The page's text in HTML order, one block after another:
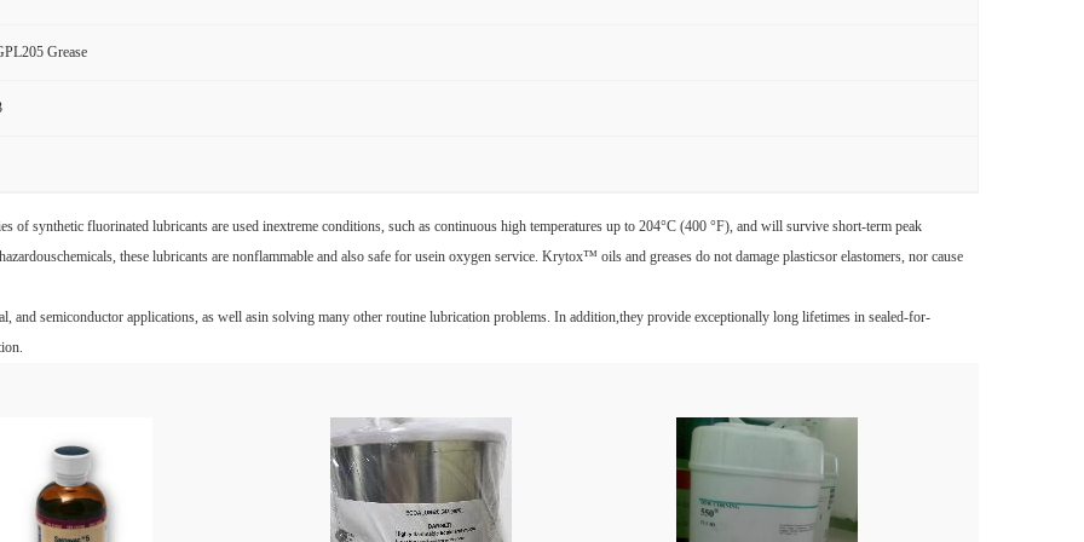
Grease
synthetic fluorinated lubricants are used inextreme conditions, such as continuous high temperatures up to 204°C (400 °F), and will survive short-term peak
these lubricants are nonflammable and also safe for usein oxygen service. Krytox™ oils and greases do not damage plasticsor elastomers, nor cause
and semiconductor applications, as well asin solving many other routine lubrication problems. In addition,they provide exceptionally long lifetimes in sealed-for-